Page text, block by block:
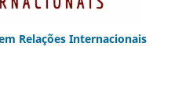
Relações Internacionais